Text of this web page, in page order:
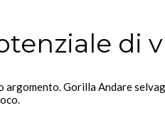
di
Gorilla Andare